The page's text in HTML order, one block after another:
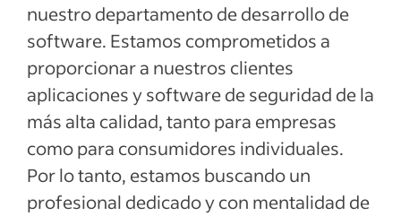
nuestro departamento de desarrollo de
software. Estamos comprometidos a
proporcionar a nuestros clientes
aplicaciones y software de seguridad de la
más alta calidad, tanto para empresas
como para consumidores individuales.
Por lo tanto, estamos buscando un
profesional dedicado y con mentalidad de